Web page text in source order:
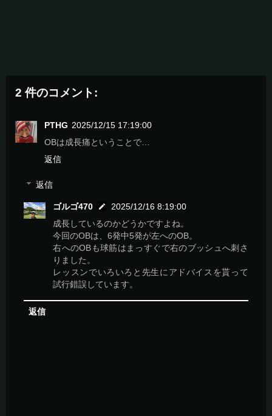
2 件のコメント:
PTHG 2025/12/15 17:19:00
OBは成長痛ということで…
返信
返信
ゴルゴ470
2025/12/16 8:19:00
成長しているのかどうかですよね。
今回のOBは、6発中5発が左へのOB。
右へのOBも球筋はまっすぐで右のブッシュへ刺さ
りました。
レッスンでいろいろと先生にアドバイスを貰って
試行錯誤しています。
返信